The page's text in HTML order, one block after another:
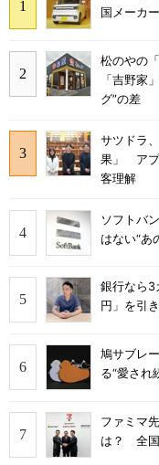
国メーカ
松のやの
「吉野家
グ”の差
サツドラ
果」 アプ
客理解
ソフトバ
はない“あ
銀行なら
円」を引
鳩サブレ
る“愛され
ファミマ
は？ 全国